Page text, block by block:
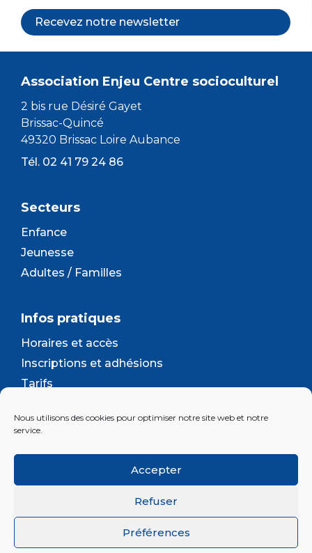
Nous utilisons des cookies pour optimiser notre site web et notre
service.
Accepter
Refuser
Préférences
Recevez notre newsletter
Association Enjeu Centre socioculturel
2 bis rue Désiré Gayet
Brissac-Quincé
49320 Brissac Loire Aubance
Tél. 02 41 79 24 86
Secteurs
Enfance
Jeunesse
Adultes / Familles
Infos pratiques
Horaires et accès
Inscriptions et adhésions
Tarifs
Contact
Lettre d’information
© 2026 Association Enjeu |Plan du site|Mentions